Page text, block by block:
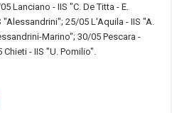
Lanciano - IIS "C. De Titta - E.
25/05 L'Aquila - IIS "A.
Marino"; 30/05 Pescara -
- IIS "U. Pomilio".